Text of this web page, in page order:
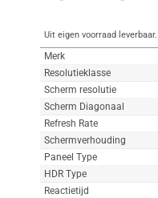
Uit eigen voorraad
Merk
Resolutieklasse
Scherm resolutie
Scherm Diagonaal
Refresh Rate
Schermverhouding
Paneel Type
HDR Type
Reactietijd